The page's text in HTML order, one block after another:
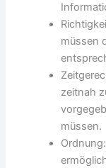
müssen
zeitnah
müssen.